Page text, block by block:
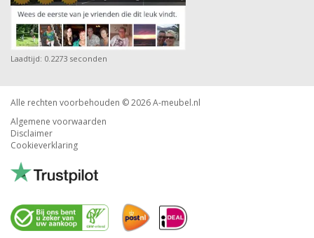
Laadtijd: 0.2273 seconden
Alle rechten voorbehouden © 2026A-meubel.nl
Algemene voorwaarden
Disclaimer
Cookieverklaring